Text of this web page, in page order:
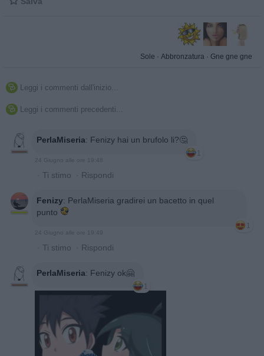
Sole · Abbronzatura · Gne gne gne
 Leggi i commenti dall'inizio...
 Leggi i commenti precedenti...
PerlaMiseria: Fenizy hai un brufolo li?🤔
1
24 Giugno alle ore 19:48
· Ti stimo · Rispondi
Fenizy: PerlaMiseria gradirei un bacetto in quel
punto
1
24 Giugno alle ore 19:49
· Ti stimo · Rispondi
PerlaMiseria: Fenizy ok🤗
1